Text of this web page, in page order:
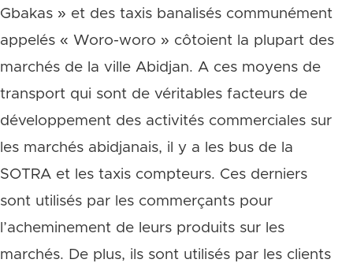
Gbakas » et des taxis banalisés communément
appelés « Woro-woro » côtoient la plupart des
marchés de la ville Abidjan. A ces moyens de
transport qui sont de véritables facteurs de
développement des activités commerciales sur
les marchés abidjanais, il y a les bus de la
SOTRA et les taxis compteurs. Ces derniers
sont utilisés par les commerçants pour
l’acheminement de leurs produits sur les
marchés. De plus, ils sont utilisés par les clients